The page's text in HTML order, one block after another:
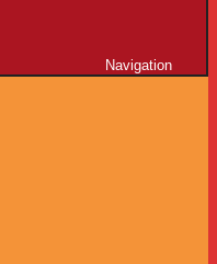
Navigation